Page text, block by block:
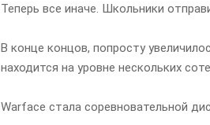
Теперь все иначе. Школьники
В конце концов, попросту
находится на уровне нескольких
Warface стала соревновательной